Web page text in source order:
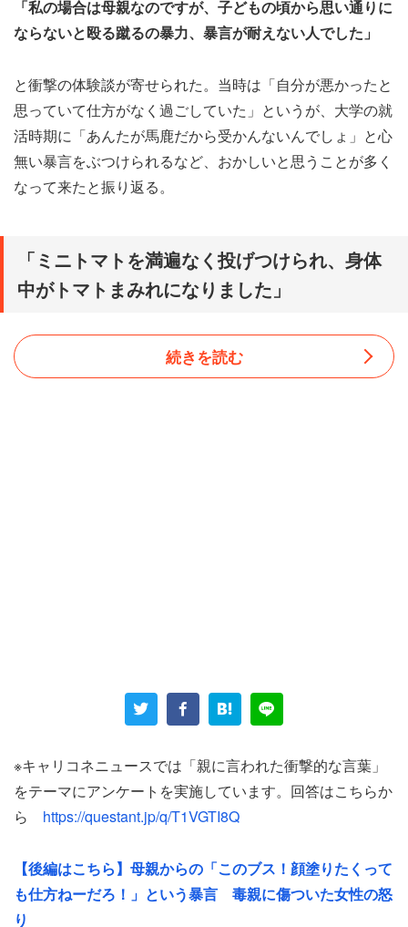
「私の場合は母親なのですが、子どもの頃から思い通りに
ならないと殴る蹴るの暴力、暴言が耐えない人でした」
と衝撃の体験談が寄せられた。当時は「自分が悪かったと
思っていて仕方がなく過ごしていた」というが、大学の就
活時期に「あんたが馬鹿だから受かんないんでしょ」と心
無い暴言をぶつけられるなど、おかしいと思うことが多く
なって来たと振り返る。
「ミニトマトを満遍なく投げつけられ、身体
中がトマトまみれになりました」
「ブラジャーが欲しいとお願いしたのですが『こういうの
で運動する子）が買うものだ』と言われて買ってもらえま
せんでした」
「仕方なくノーブラで過ごすと恥ずかしく……。周りから
も『ブラ着けなよ』等と言われたのですが買ってもらえな
続きを読む
※キャリコネニュースでは「親に言われた衝撃的な言葉」
をテーマにアンケートを実施しています。回答はこちらか
ら https://questant.jp/q/T1VGTI8Q
【後編はこちら】母親からの「このブス！顔塗りたくって
も仕方ねーだろ！」という暴言 毒親に傷ついた女性の怒
り